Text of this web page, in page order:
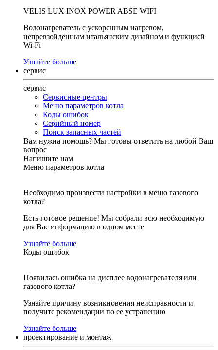
VELIS LUX INOX POWER ABSE WIFI
Водонагреватель с ускоренным нагревом,
непревзойденным итальянским дизайном и функцией
Wi-Fi
Узнайте больше
сервис
сервис
Сервисные центры
Меню параметров котла
Коды ошибок
Серийный номер
Поиск запасных частей
Вам нужна помощь? Мы готовы ответить на любой Ваш
вопрос
Напишите нам
Меню параметров котла
Необходимо произвести настройки в меню газового
котла?
Есть готовое решение! Мы собрали всю необходимую
для Вас информацию в одном месте
Узнайте больше
Коды ошибок
Появилась ошибка на дисплее водонагревателя или
газового котла?
Узнайте причину возникновения неисправности и
получите рекомендации по ее устранению
Узнайте больше
проектирование и монтаж